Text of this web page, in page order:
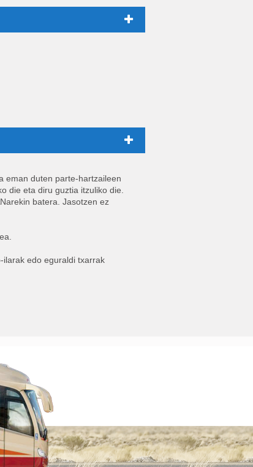
eman duten parte-hartzaileen
die eta diru guztia itzuliko die.
batera. Jasotzen ez
ilarak edo eguraldi txarrak